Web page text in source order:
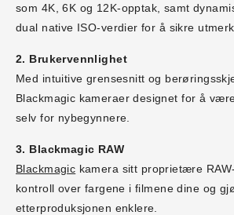
som 4K, 6K og 12K-opptak, samt
dual native ISO-verdier for å sikre
2. Brukervennlighet
Med intuitive grensesnitt og
Blackmagic kameraer designet for å
selv for nybegynnere.
3. Blackmagic RAW
Blackmagic kamera sitt proprietære
kontroll over fargene i filmene dine og
etterproduksjonen enklere.